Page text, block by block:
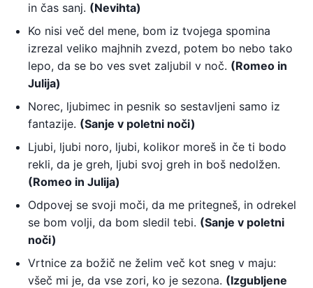
in čas sanj. (Nevihta)
Ko nisi več del mene, bom iz tvojega spomina
izrezal veliko majhnih zvezd, potem bo nebo tako
lepo, da se bo ves svet zaljubil v noč. (Romeo in
Julija)
Norec, ljubimec in pesnik so sestavljeni samo iz
fantazije. (Sanje v poletni noči)
Ljubi, ljubi noro, ljubi, kolikor moreš in če ti bodo
rekli, da je greh, ljubi svoj greh in boš nedolžen.
(Romeo in Julija)
Odpovej se svoji moči, da me pritegneš, in odrekel
se bom volji, da bom sledil tebi. (Sanje v poletni
noči)
Vrtnice za božič ne želim več kot sneg v maju:
všeč mi je, da vse zori, ko je sezona. (Izgubljene